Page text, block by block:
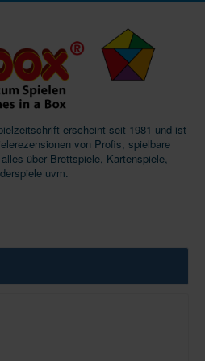
erscheint seit 1981 und ist
von Profis, spielbare
über Brettspiele, Kartenspiele,
uvm.